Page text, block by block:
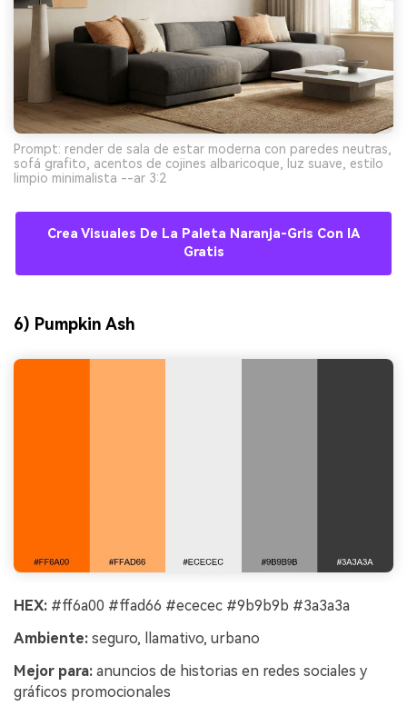
Prompt: render de sala de estar moderna con paredes neutras,
sofá grafito, acentos de cojines albaricoque, luz suave, estilo
limpio minimalista --ar 3:2
Crea Visuales De La Paleta Naranja-Gris Con IA
Gratis
6) Pumpkin Ash
HEX: #ff6a00 #ffad66 #ececec #9b9b9b #3a3a3a
Ambiente: seguro, llamativo, urbano
Mejor para: anuncios de historias en redes sociales y
gráficos promocionales